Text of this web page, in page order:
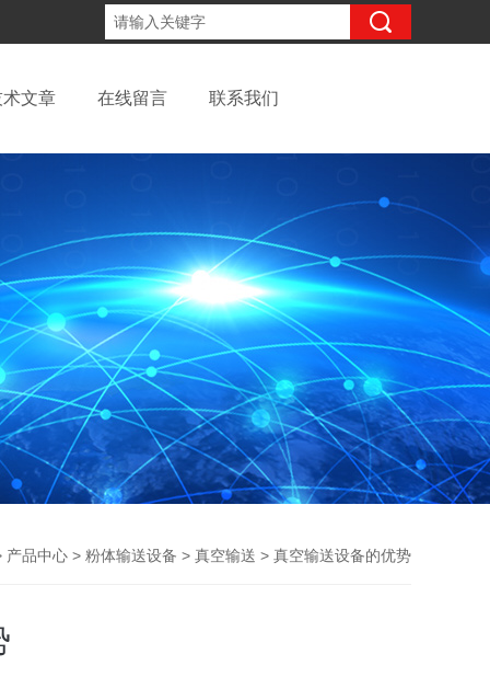
术文章 在线留言 联系我们
产品中心 > 粉体输送设备 > 真空输送 > 真空输送设备的优势